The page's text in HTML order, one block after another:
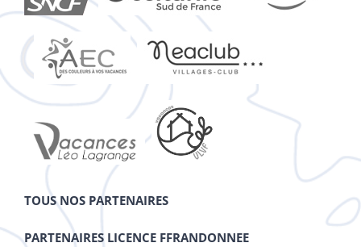
TOUS NOS PARTENAIRES
PARTENAIRES LICENCE FFRANDONNEE